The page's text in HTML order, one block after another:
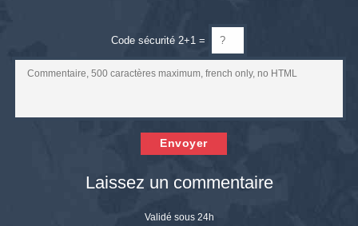
Code sécurité 2+1 =
Envoyer
Laissez un commentaire
Validé sous 24h